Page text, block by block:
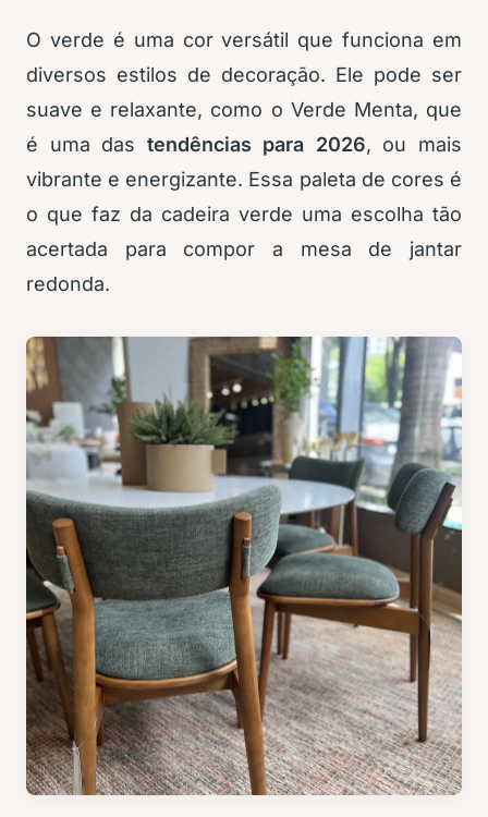
O verde é uma cor versátil que funciona em
diversos estilos de decoração. Ele pode ser
suave e relaxante, como o Verde Menta, que
é uma das tendências para 2026, ou mais
vibrante e energizante. Essa paleta de cores é
o que faz da cadeira verde uma escolha tão
acertada para compor a mesa de jantar
redonda.